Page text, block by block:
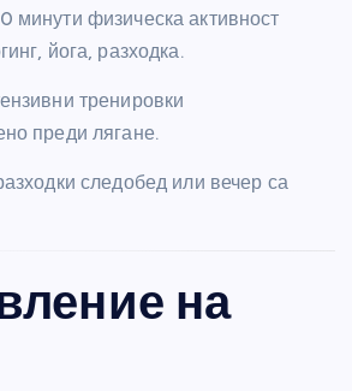
минути физическа активност
йога, разходка.
тренировки
преди лягане.
следобед или вечер са
на